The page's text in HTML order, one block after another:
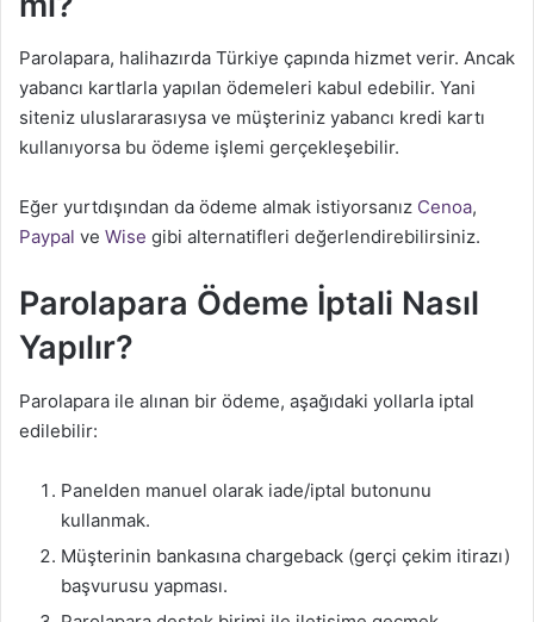
Parolapara, halihazırda Türkiye çapında hizmet verir. Ancak
yabancı kartlarla yapılan ödemeleri kabul edebilir. Yani
siteniz uluslararasıysa ve müşteriniz yabancı kredi kartı
kullanıyorsa bu ödeme işlemi gerçekleşebilir.
Eğer yurtdışından da ödeme almak istiyorsanız Cenoa,
Paypal ve Wise gibi alternatifleri değerlendirebilirsiniz.
Parolapara Ödeme İptali Nasıl
Yapılır?
Parolapara ile alınan bir ödeme, aşağıdaki yollarla iptal
edilebilir:
Panelden manuel olarak iade/iptal butonunu
kullanmak.
Müşterinin bankasına chargeback (gerçi çekim itirazı)
başvurusu yapması.